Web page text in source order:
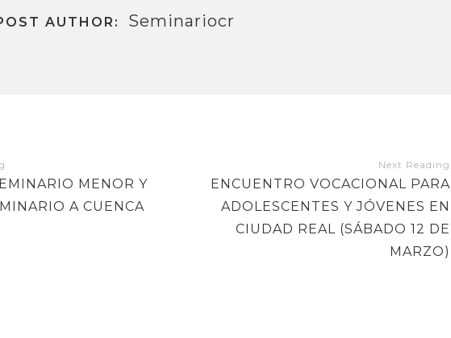
AUTHOR: Seminariocr
MENOR Y
A CUENCA
NEXT
POST
ENCUENTRO VOCACIONAL PARA
ADOLESCENTES Y JÓVENES EN
CIUDAD REAL (SÁBADO 12 DE
MARZO)